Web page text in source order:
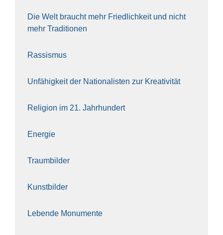
Die Welt braucht mehr Fried­lich­keit und nicht
mehr Tra­di­tio­nen
Ras­sis­mus
Unfä­hig­keit der Natio­na­lis­ten zur Krea­ti­vi­tät
Reli­gi­on im 21. Jahr­hun­dert
Ener­gie
Traum­bil­der
Kunst­bil­der
Leben­de Monu­men­te